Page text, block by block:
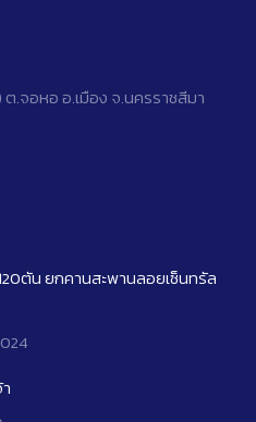
ต.จอหอ อ.เมือง จ.นครราชสีมา
ตัน ยกคานสะพานลอยเซ็นทรัล